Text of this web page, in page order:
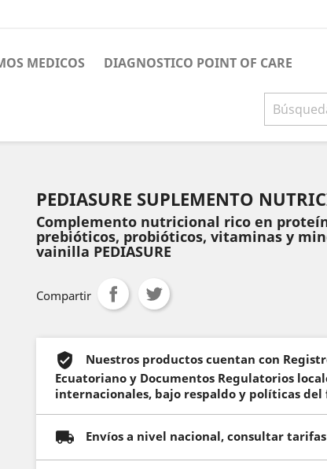
MEDICOS DIAGNOSTICO POINT OF CARE
PEDIASURE SUPLEMENTO
Complemento nutricional rico en
prebióticos, probióticos, vitaminas y
vainilla PEDIASURE
Compartir
Nuestros productos cuentan con
Ecuatoriano y Documentos Regulatorios
internacionales, bajo respaldo y políticas
Envíos a nivel nacional, consultar